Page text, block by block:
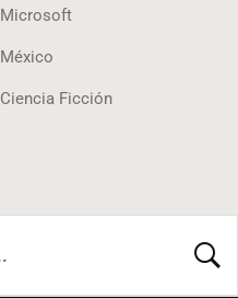
Microsoft
México
Ciencia Ficción